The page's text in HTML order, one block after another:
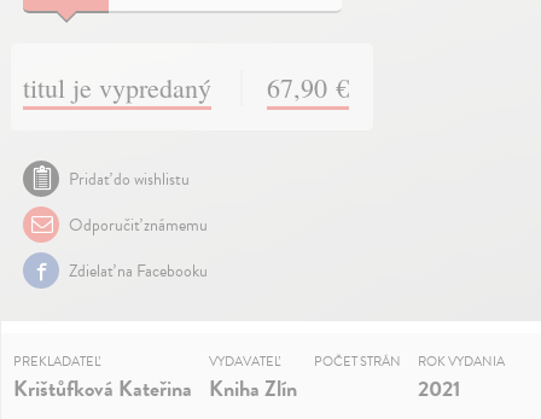
titul je vypredaný 67,90 €
Pridať do wishlistu
Odporučiť známemu
Zdielať na Facebooku
PREKLADATEĽ
Krištůfková Kateřina
VYDAVATEĽ
Kniha Zlín
POČET STRÁN ROK VYDANIA
2021